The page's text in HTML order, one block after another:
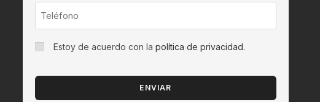
Estoy de acuerdo con la política de privacidad.